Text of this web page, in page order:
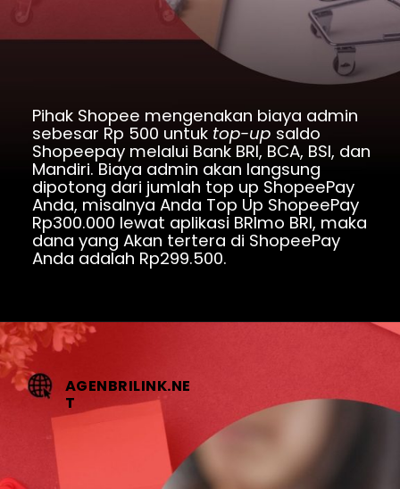
Pihak Shopee mengenakan biaya admin
sebesar Rp 500 untuk top-up saldo
Shopeepay melalui Bank BRI, BCA, BSI, dan
Mandiri. Biaya admin akan langsung
dipotong dari jumlah top up ShopeePay
Anda, misalnya Anda Top Up ShopeePay
Rp300.000 lewat aplikasi BRImo BRI, maka
dana yang Akan tertera di ShopeePay
Anda adalah Rp299.500.
AGENBRILINK.NE
T